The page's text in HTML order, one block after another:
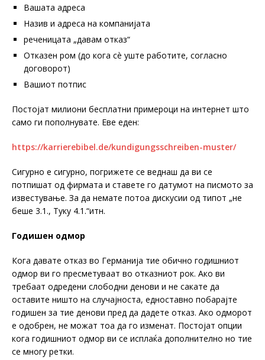
Вашата адреса
Назив и адреса на компанијата
реченицата „давам отказ“
Отказен ром (до кога сè уште работите, согласно
договорот)
Вашиот потпис
Постојат милиони бесплатни примероци на интернет што
само ги пополнувате. Еве еден:
https://karrierebibel.de/kundigungsschreiben-muster/
Сигурно е сигурно, погрижете се веднаш да ви се
потпишат од фирмата и ставете го датумот на писмото за
известување. За да немате потоа дискусии од типот „не
беше 3.1., Туку 4.1.“итн.
Годишен одмор
Кога давате отказ во Германија тие обично годишниот
одмор ви го пресметуваат во отказниот рок. Ако ви
требаат одредени слободни денови и не сакате да
оставите ништо на случајноста, едноставно побарајте
годишен за тие денови пред да дадете отказ. Ако одморот
е одобрен, не можат тоа да го изменат. Постојат опции
кога годишниот одмор ви се исплаќа дополнително но тие
се многу ретки.